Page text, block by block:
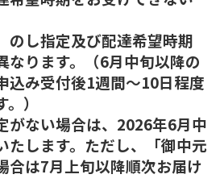
し指定及び配達希望時期
なります。（6月中旬以降の
込み受付後1週間～10日程度
）
ない場合は、2026年6月中
たします。ただし、「御中元
合は7月上旬以降順次お届け